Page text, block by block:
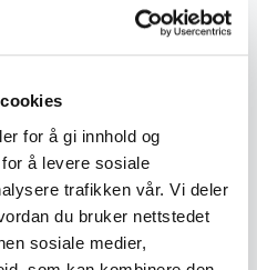
for å gi innhold og
å levere sosiale
trafikken vår. Vi deler
du bruker nettstedet
sosiale medier,
Neste objekt →